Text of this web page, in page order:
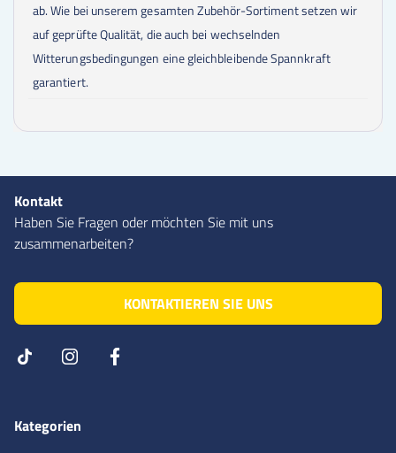
ab. Wie bei unserem gesamten Zubehör-Sortiment setzen wir
auf geprüfte Qualität, die auch bei wechselnden
Witterungsbedingungen eine gleichbleibende Spannkraft
garantiert.
Kontakt
Haben Sie Fragen oder möchten Sie mit uns
zusammenarbeiten?
KONTAKTIEREN SIE UNS
Kategorien